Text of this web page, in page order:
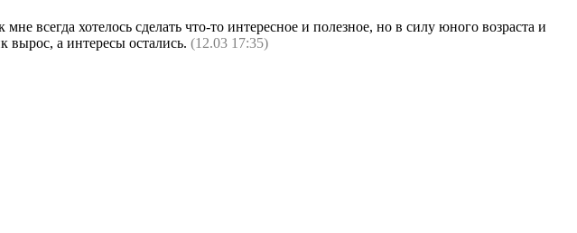
всегда хотелось сделать что-то интересное и полезное, но в силу юного возраста и
вырос, а интересы остались. (12.03 17:35)